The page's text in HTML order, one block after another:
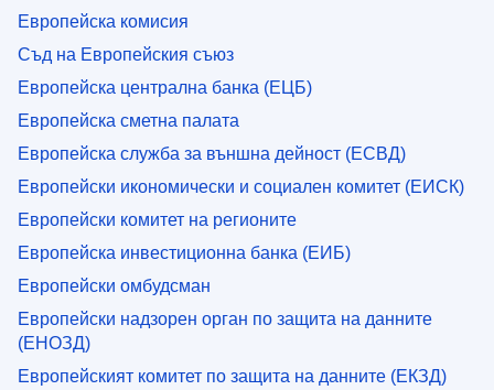
Европейска комисия
Съд на Европейския съюз
Европейска централна банка (ЕЦБ)
Европейска сметна палата
Европейска служба за външна дейност (ЕСВД)
Европейски икономически и социален комитет (ЕИСК)
Европейски комитет на регионите
Европейска инвестиционна банка (ЕИБ)
Европейски омбудсман
Европейски надзорен орган по защита на данните
(ЕНОЗД)
Европейският комитет по защита на данните (ЕКЗД)